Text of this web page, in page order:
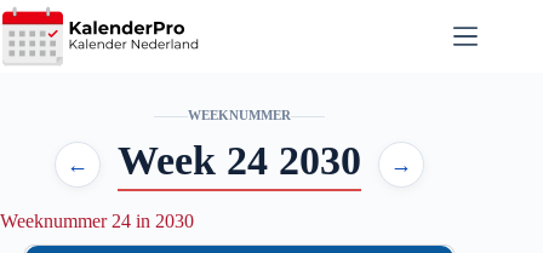
Ga
naar
de
WEEKNUMMER
← Week 24 2030 →
Weeknummer 24 in 2030